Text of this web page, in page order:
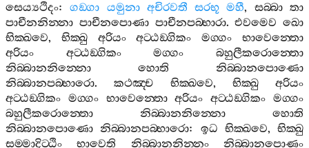
සෙය්‍යථිදං:ගඞ‍්ගා යමුනා අචිරවතී සරභූ මහී, සබ‍්බා තා
පාචීනනින‍්නා පාචීනපොණා පාචීනපබ‍්භාරා.එවමෙව ඛො
භික‍්ඛවෙ, භික‍්ඛු අරියං අට‍්ඨඞ‍්ගිකං මග‍්ගං
භාවෙන‍්තො
අරියං
අට‍්ඨඞ‍්ගිකං මග‍්ගං
බහුලීකරොන‍්තො
නිබ‍්බානනින‍්නො
හොති
නිබ‍්බානපොණො
නිබ‍්බානපබ‍්භාරො.කථඤ‍්ච භික‍්ඛවෙ, භික‍්ඛු
අරියං
අට‍්ඨඞ‍්ගිකං මග‍්ගං භාවෙන‍්තො අරියං අට‍්ඨඞ‍්ගිකං මග‍්ගං
බහුලීකරොන‍්තො
නිබ‍්බානනින‍්නො
හොති
නිබ‍්බානපොණො නිබ‍්බානපබ‍්භාරො: ඉධ භික‍්ඛවෙ, භික‍්ඛු
සම‍්මාදිට‍්ඨිං
භාවෙති නිබ‍්බානනින‍්නං නිබ‍්බානපොණං